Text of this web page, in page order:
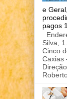
e
pagos
Silva,
Cinco
Caxias